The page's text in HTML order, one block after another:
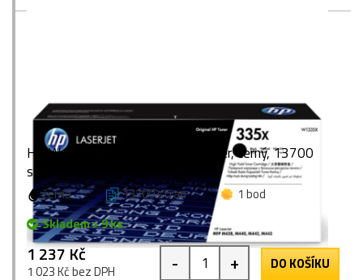
HP W1335X (335X), originální toner, černý, 13700
stran
černá 13700 stran
1 bod
Skladem > 9 ks
1 237 Kč
1 023 Kč bez DPH - + DO KOŠÍKU